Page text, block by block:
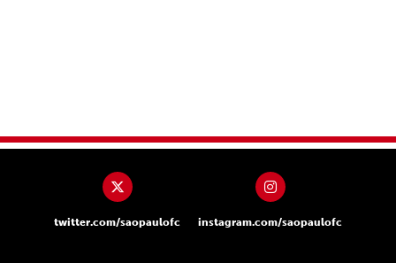
twitter.com/saopaulofc instagram.com/saopaulofc